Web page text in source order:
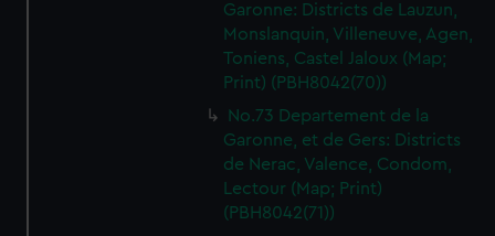
Garonne: Districts de Lauzun,
Monslanquin, Villeneuve, Agen,
Toniens, Castel Jaloux (Map;
Print) (PBH8042(70))
No.73 Departement de la
Garonne, et de Gers: Districts
de Nerac, Valence, Condom,
Lectour (Map; Print)
(PBH8042(71))